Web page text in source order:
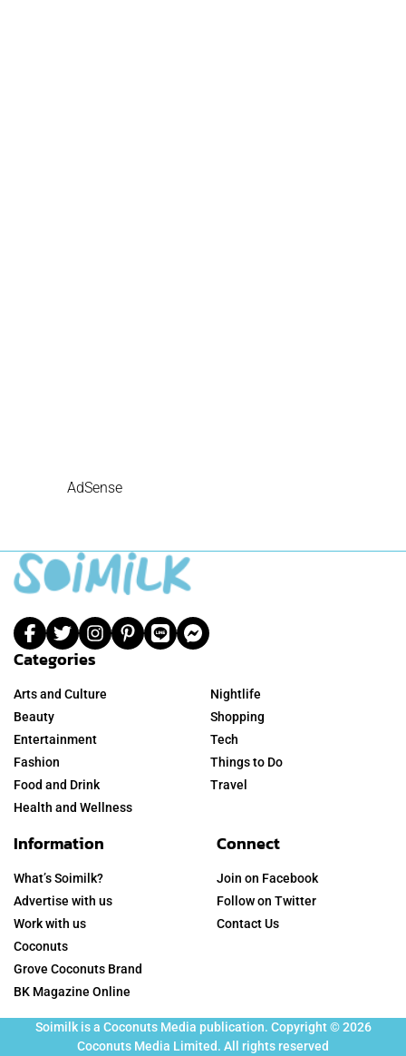
AdSense
Categories
Arts and Culture
Beauty
Entertainment
Fashion
Food and Drink
Health and Wellness
Nightlife
Shopping
Tech
Things to Do
Travel
Information
What’s Soimilk?
Advertise with us
Work with us
Coconuts
Grove Coconuts Brand
BK Magazine Online
Connect
Join on Facebook
Follow on Twitter
Contact Us
Soimilk is a Coconuts Media publication. Copyright © 2026
Coconuts Media Limited. All rights reserved